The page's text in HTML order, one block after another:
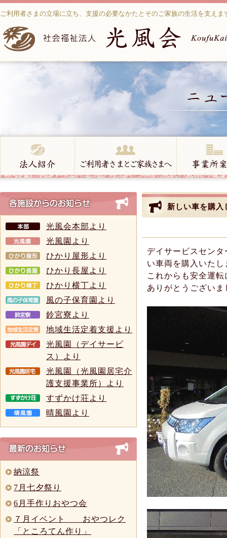
ご利用者さまの立場に立ち、支援の必要なかたとそのご家族の生活を支えま
光風会本部より
光風園より
ひかり屋形より
ひかり長屋より
ひかり横丁より
風の子保育園より
鈴宮寮より
地域生活定着支援より
光風園（デイサービ
ス）より
光風園（光風園居宅介
護支援事業所）より
すずかけ荘より
晴風園より
納涼祭
7月七夕祭り
6月手作りおやつ会
７月イベント おやつレク
「ところてん作り」
新しい車を購入
デイサービスセン
い車両を購入いたし
これからも安全運
ありがとうございま